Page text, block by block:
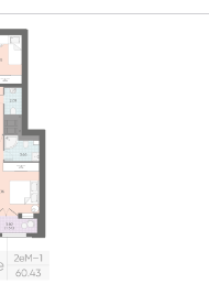
продажи